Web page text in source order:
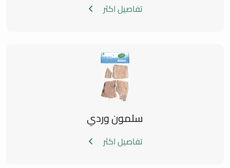
تفاصيل اكثر
سلمون وردي
تفاصيل اكثر